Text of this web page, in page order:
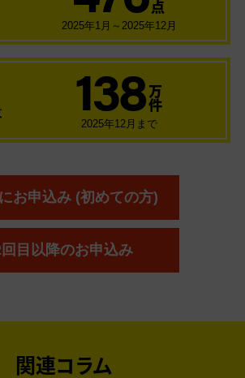
点
2025年1月～2025年12月
138 万
件
2025年12月まで
お申込み (初めての方)
目以降のお申込み
関連コラム